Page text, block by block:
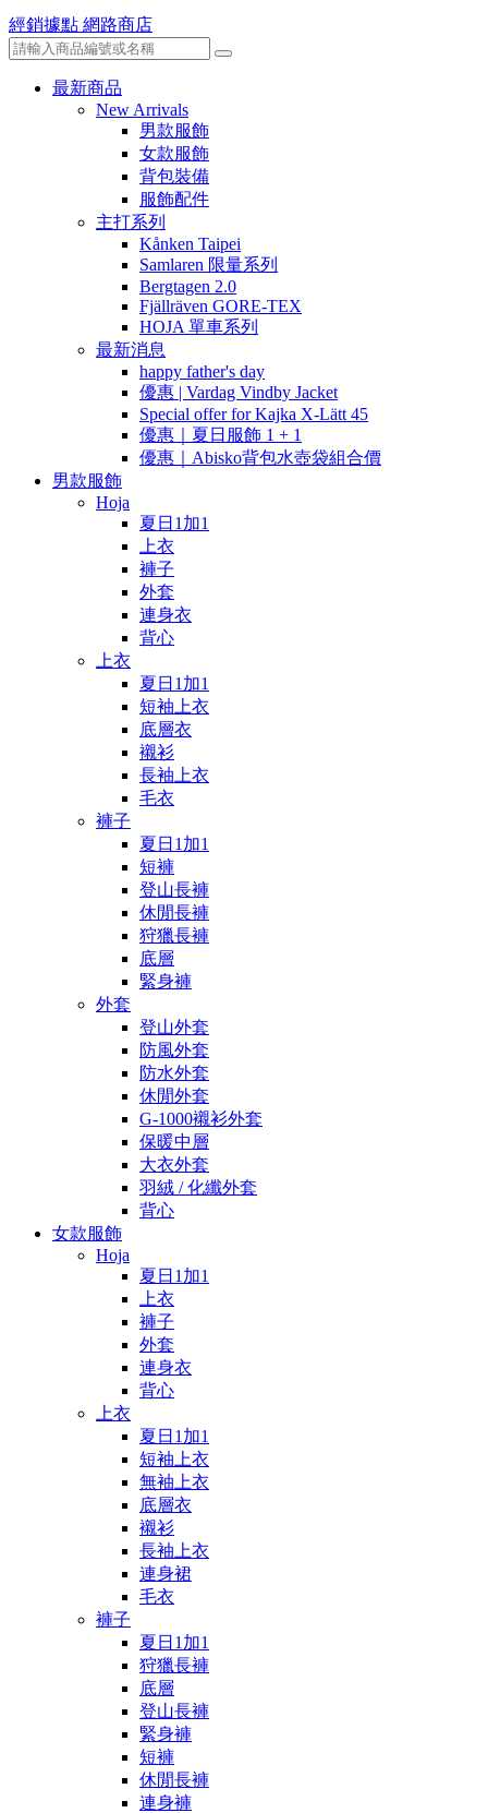
經銷據點 網路商店
最新商品
New Arrivals
男款服飾
女款服飾
背包裝備
服飾配件
主打系列
Kånken Taipei
Samlaren 限量系列
Bergtagen 2.0
Fjällräven GORE-TEX
HOJA 單車系列
最新消息
happy father's day
優惠 | Vardag Vindby Jacket
Special offer for Kajka X-Lätt 45
優惠｜夏日服飾 1 + 1
優惠｜Abisko背包水壺袋組合價
男款服飾
Hoja
夏日1加1
上衣
褲子
外套
連身衣
背心
上衣
夏日1加1
短袖上衣
底層衣
襯衫
長袖上衣
毛衣
褲子
夏日1加1
短褲
登山長褲
休閒長褲
狩獵長褲
底層
緊身褲
外套
登山外套
防風外套
防水外套
休閒外套
G-1000襯衫外套
保暖中層
大衣外套
羽絨 / 化纖外套
背心
女款服飾
Hoja
夏日1加1
上衣
褲子
外套
連身衣
背心
上衣
夏日1加1
短袖上衣
無袖上衣
底層衣
襯衫
長袖上衣
連身裙
毛衣
褲子
夏日1加1
狩獵長褲
底層
登山長褲
緊身褲
短褲
休閒長褲
連身褲